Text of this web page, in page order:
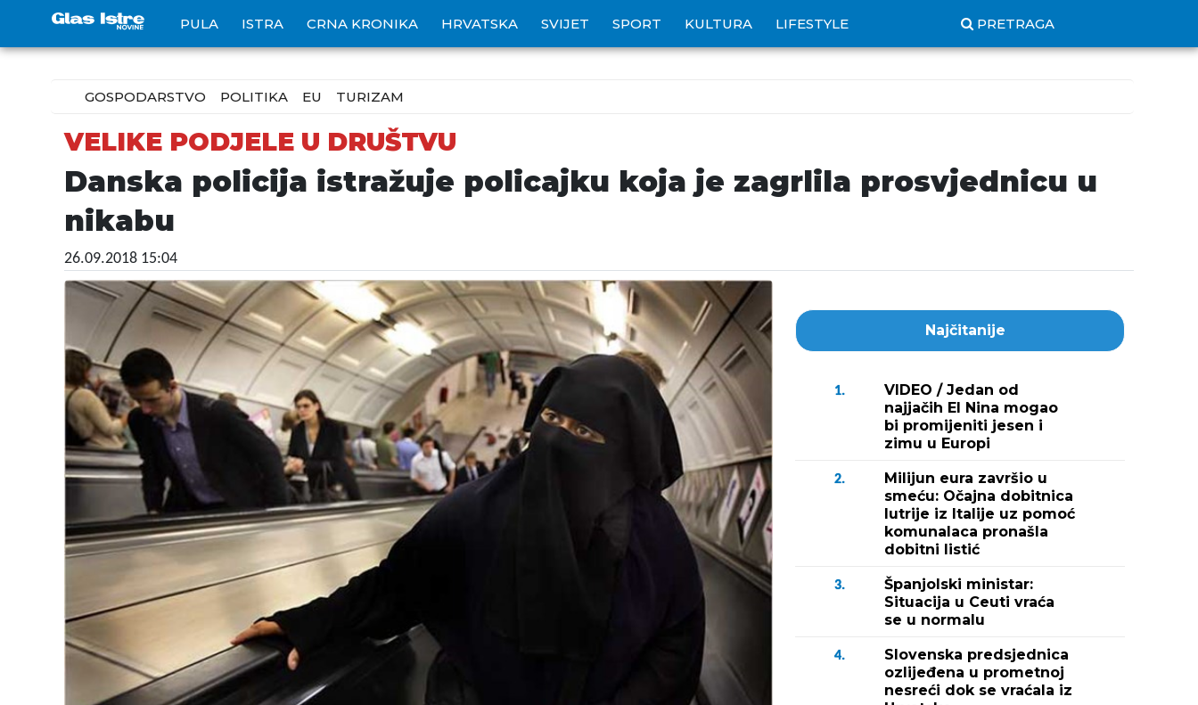
PULA ISTRA CRNA KRONIKA HRVATSKA SVIJET SPORT KULTURA LIFESTYLE PRETRAGA
GOSPODARSTVO POLITIKA EU TURIZAM
VELIKE PODJELE U DRUŠTVU
Danska policija istražuje policajku koja je zagrlila prosvjednicu u
nikabu
26.09.2018 15:04
Najčitanije
1.
VIDEO / Jedan od
najjačih El Nina mogao
bi promijeniti jesen i
zimu u Europi
2.
Milijun eura završio u
smeću: Očajna dobitnica
lutrije iz Italije uz pomoć
komunalaca pronašla
dobitni listić
3.
Španjolski ministar:
Situacija u Ceuti vraća
se u normalu
4.
Slovenska predsjednica
ozlijeđena u prometnoj
nesreći dok se vraćala iz